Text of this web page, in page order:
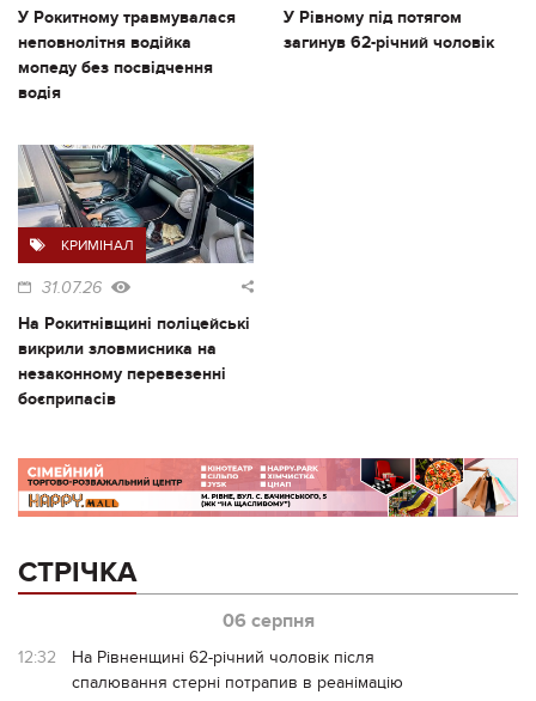
У Рокитному травмувалася
неповнолітня водійка
мопеду без посвідчення
водія
У Рівному під потягом
загинув 62-річний чоловік
КРИМІНАЛ
31.07.26
На Рокитнівщині поліцейські
викрили зловмисника на
незаконному перевезенні
боєприпасів
СТРІЧКА
06 серпня
12:32
На Рівненщині 62-річний чоловік після
спалювання стерні потрапив в реанімацію